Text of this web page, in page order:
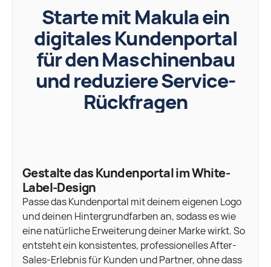
Starte mit Makula ein
digitales Kundenportal
für den Maschinenbau
und reduziere Service-
Rückfragen
Gestalte das Kundenportal im White-
Label-Design
Passe das Kundenportal mit deinem eigenen Logo
und deinen Hintergrundfarben an, sodass es wie
eine natürliche Erweiterung deiner Marke wirkt. So
entsteht ein konsistentes, professionelles After-
Sales-Erlebnis für Kunden und Partner, ohne dass